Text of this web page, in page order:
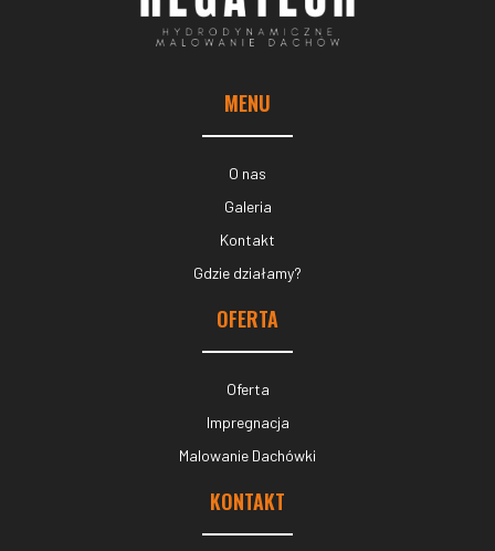
MENU
O nas
Galeria
Kontakt
Gdzie działamy?
OFERTA
Oferta
Impregnacja
Malowanie Dachówki
KONTAKT